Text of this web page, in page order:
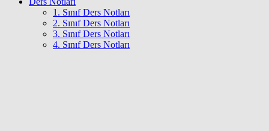
1. Sınıf Ders Notları
2. Sınıf Ders Notları
3. Sınıf Ders Notları
4. Sınıf Ders Notları